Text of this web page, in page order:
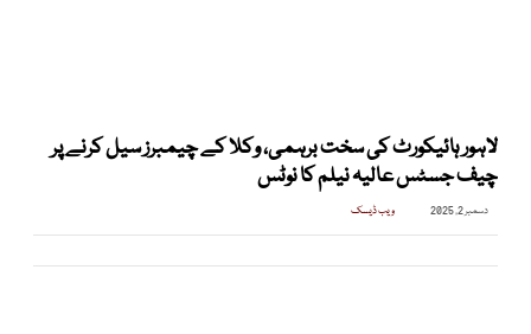
لاہور ہائیکورٹ کی سخت برہمی، وکلا کے چیمبرز سیل کرنے پر
چیف جسٹس عالیہ نیلم کا نوٹس
دسمبر 2, 2025 ویب ڈیسک